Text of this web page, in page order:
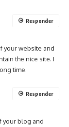
your website and
the nice site. I
time.
Responder
your blog and
Responder